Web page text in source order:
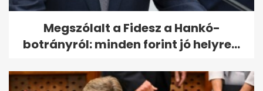
Megszólalt a Fidesz a Hankó-
botrányról: minden forint jó helyre...